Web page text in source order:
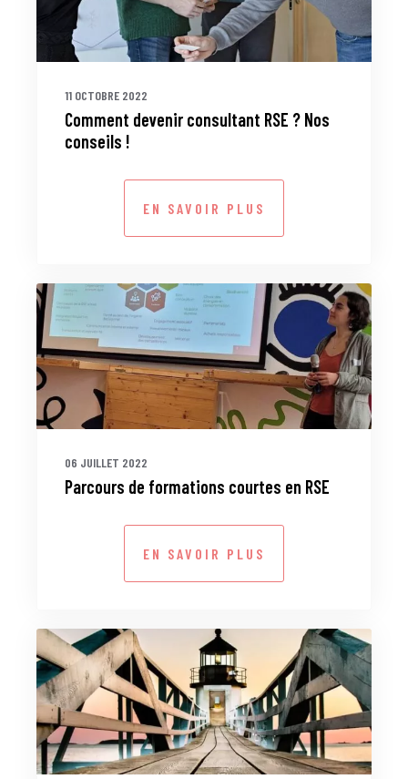
11 OCTOBRE 2022
Comment devenir consultant RSE ? Nos
conseils !
EN SAVOIR PLUS
06 JUILLET 2022
Parcours de formations courtes en RSE
EN SAVOIR PLUS